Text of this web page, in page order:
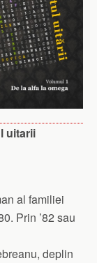
uitarii
al familiei
Prin ’82 sau
deplin